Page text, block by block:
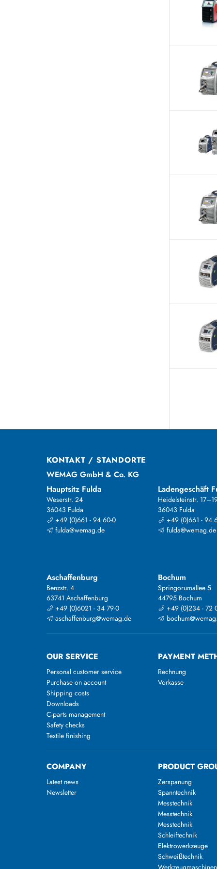
KONTAKT / STANDORTE
WEMAG GmbH & Co. KG
Hauptsitz Fulda
Weserstr. 24
36043 Fulda
+49 (0)661 - 94 60-0
fulda@wemag.de
Ladengeschäft
Heidelsteinstr.
36043 Fulda
+49 (0)661 - 94
fulda@wemag.de
Aschaffenburg
Benzstr. 4
63741 Aschaffenburg
+49 (0)6021 - 34 79-0
aschaffenburg@wemag.de
Bochum
Springorumallee 5
44795 Bochum
+49 (0)234 - 72
OUR SERVICE
Personal customer service
Purchase on account
Shipping costs
Downloads
C-parts management
Safety checks
Textile finishing
PAYMENT
Rechnung
Vorkasse
COMPANY
Latest news
Newsletter
PRODUCT
Zerspanung
Spanntechnik
Messtechnik
Messtechnik
Messtechnik
Schleiftechnik
Elektrowerkzeuge
Schweißtechnik